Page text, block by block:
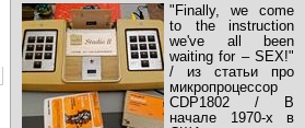
"Finally, we come
to the instruction
we've all been
waiting for – SEX!"
/ из статьи про
микропроцессор
CDP1802 / В
начале 1970-х в